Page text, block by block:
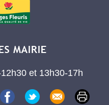
et 13h30-17h